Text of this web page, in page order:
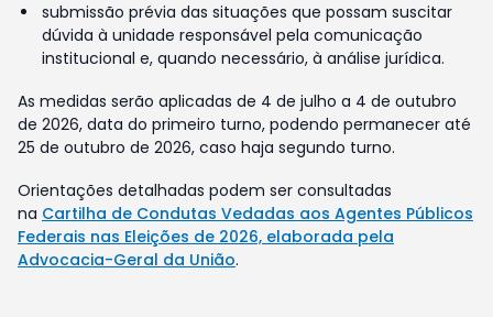
submissão prévia das situações que possam suscitar
dúvida à unidade responsável pela comunicação
institucional e, quando necessário, à análise jurídica.
As medidas serão aplicadas de 4 de julho a 4 de outubro
de 2026, data do primeiro turno, podendo permanecer até
25 de outubro de 2026, caso haja segundo turno.
Orientações detalhadas podem ser consultadas
na Cartilha de Condutas Vedadas aos Agentes Públicos
Federais nas Eleições de 2026, elaborada pela
Advocacia-Geral da União.